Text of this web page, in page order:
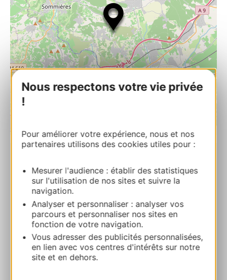
Nous respectons votre vie privée
!
Pour améliorer votre expérience, nous et nos
partenaires utilisons des cookies utiles pour :
Mesurer l'audience : établir des statistiques
sur l'utilisation de nos sites et suivre la
navigation.
Analyser et personnaliser : analyser vos
parcours et personnaliser nos sites en
fonction de votre navigation.
Vous adresser des publicités personnalisées,
en lien avec vos centres d'intérêts sur notre
site et en dehors.
| Map data © OpenStreetMap contributors
Hygge by La Villa Vicha
810 ch de Cardione 30250 AUBAIS
Calcola il tuo percorso